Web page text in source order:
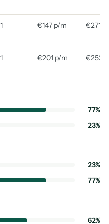
1 €147 p/m €271
1 €201 p/m €252
77%
23%
23%
77%
62%